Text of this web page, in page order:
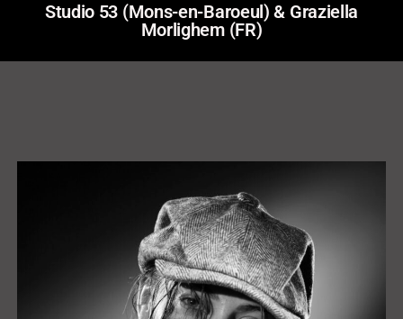
Studio 53 (Mons-en-Baroeul) & Graziella
Morlighem (FR)